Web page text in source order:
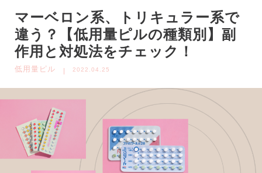
マーベロン系、トリキュラー系で
違う？【低用量ピルの種類別】副
作用と対処法をチェック！
低用量ピル 2022.04.25